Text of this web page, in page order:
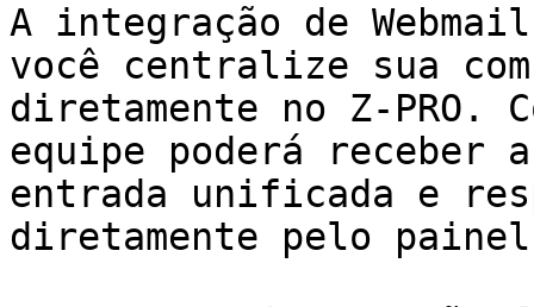
A integração de
você centralize sua
diretamente no Z-PRO.
equipe poderá receber
entrada unificada e
diretamente pelo